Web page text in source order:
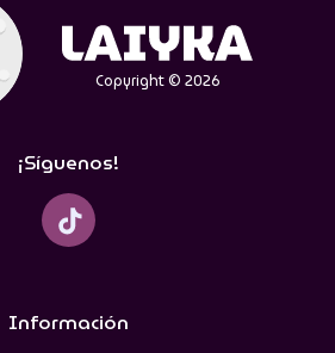
Copyright © 2026
¡Síguenos!
Información